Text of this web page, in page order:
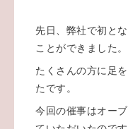
先日、弊社で初と
ことができました。
たくさんの方に足
たです。
今回の催事はオー